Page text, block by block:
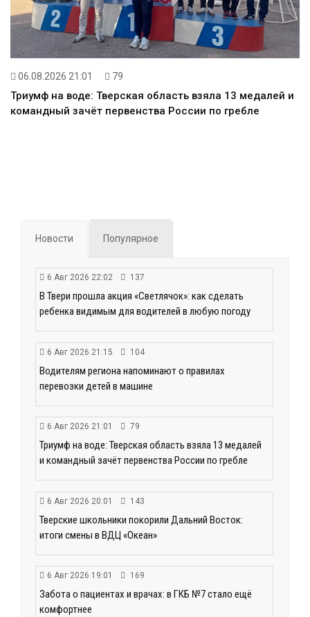
06.08.2026 21:01 79
Триумф на воде: Тверская область взяла 13 медалей и
командный зачёт первенства России по гребле
Новости Популярное
6 Авг 2026 22:02 137
В Твери прошла акция «Светлячок»: как сделать
ребенка видимым для водителей в любую погоду
6 Авг 2026 21:15 104
Водителям региона напоминают о правилах
перевозки детей в машине
6 Авг 2026 21:01 79
Триумф на воде: Тверская область взяла 13 медалей
и командный зачёт первенства России по гребле
6 Авг 2026 20:01 143
Тверские школьники покорили Дальний Восток:
итоги смены в ВДЦ «Океан»
6 Авг 2026 19:01 169
Забота о пациентах и врачах: в ГКБ №7 стало ещё
комфортнее